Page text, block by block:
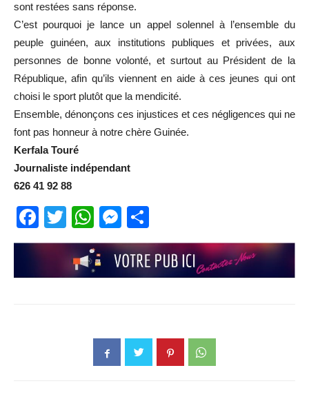
sont restées sans réponse.
C’est pourquoi je lance un appel solennel à l’ensemble du
peuple guinéen, aux institutions publiques et privées, aux
personnes de bonne volonté, et surtout au Président de la
République, afin qu’ils viennent en aide à ces jeunes qui ont
choisi le sport plutôt que la mendicité.
Ensemble, dénonçons ces injustices et ces négligences qui ne
font pas honneur à notre chère Guinée.
Kerfala Touré
Journaliste indépendant
626 41 92 88
Facebook
TwitterWhatsApp
Messenger